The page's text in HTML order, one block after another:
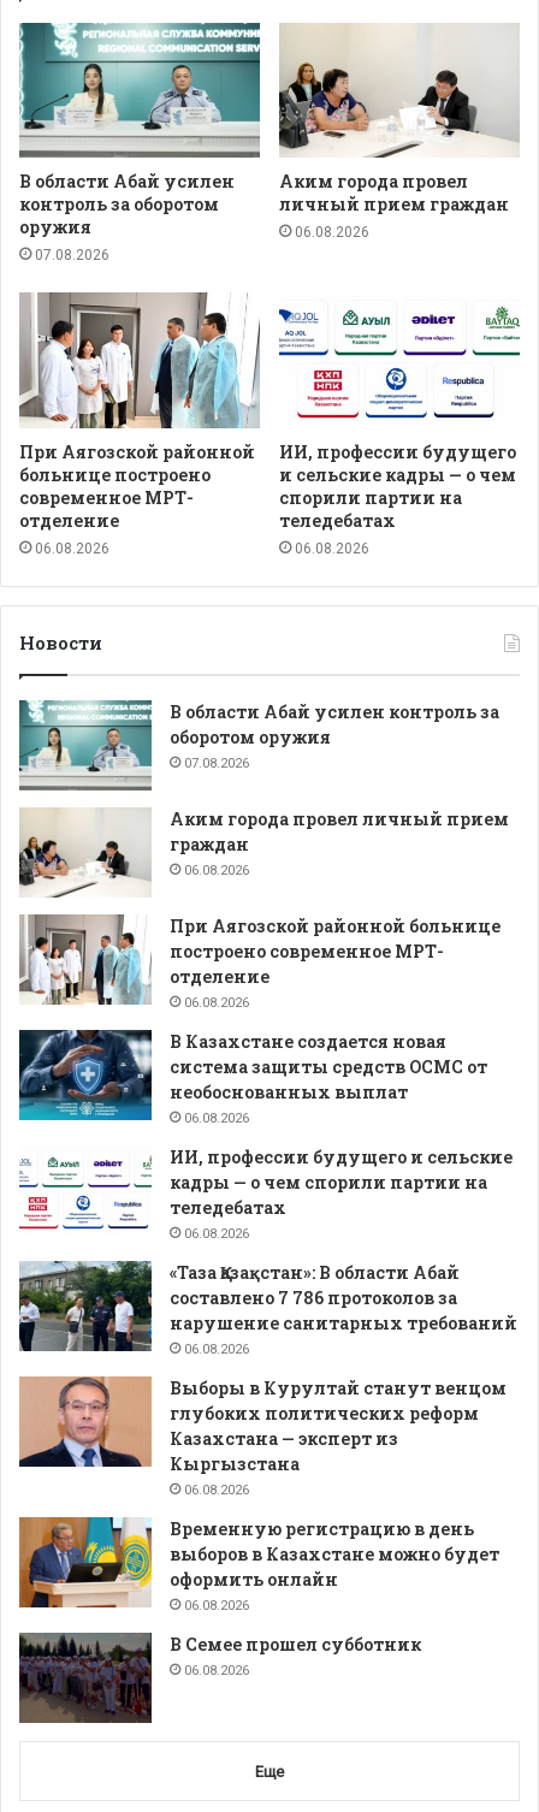
В области Абай усилен
контроль за оборотом
оружия
07.08.2026
Аким города провел
личный прием граждан
06.08.2026
При Аягозской районной
больнице построено
современное МРТ-
отделение
06.08.2026
ИИ, профессии будущего
и сельские кадры — о чем
спорили партии на
теледебатах
06.08.2026
Новости
В области Абай усилен контроль за
оборотом оружия
07.08.2026
Аким города провел личный прием
граждан
06.08.2026
При Аягозской районной больнице
построено современное МРТ-
отделение
06.08.2026
В Казахстане создается новая
система защиты средств ОСМС от
необоснованных выплат
06.08.2026
ИИ, профессии будущего и сельские
кадры — о чем спорили партии на
теледебатах
06.08.2026
«Таза Қазақстан»: В области Абай
составлено 7 786 протоколов за
нарушение санитарных требований
06.08.2026
Выборы в Курултай станут венцом
глубоких политических реформ
Казахстана — эксперт из
Кыргызстана
06.08.2026
Временную регистрацию в день
выборов в Казахстане можно будет
оформить онлайн
06.08.2026
В Семее прошел субботник
06.08.2026
Еще